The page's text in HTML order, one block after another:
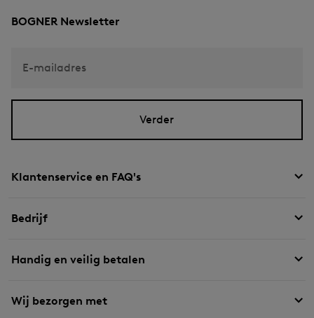
Klantenservice en FAQ's
Bedrijf
Handig en veilig betalen
Wij bezorgen met
BOGNER Newsletter
E-mailadres
Verder